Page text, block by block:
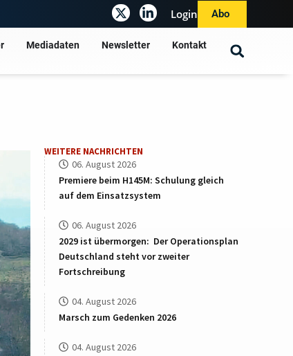
Login Abo
Mediadaten Newsletter Kontakt
WEITERE NACHRICHTEN
06. August 2026
Premiere beim H145M: Schulung gleich
auf dem Einsatzsystem
06. August 2026
2029 ist übermorgen: Der Operationsplan
Deutschland steht vor zweiter
Fortschreibung
04. August 2026
Marsch zum Gedenken 2026
04. August 2026